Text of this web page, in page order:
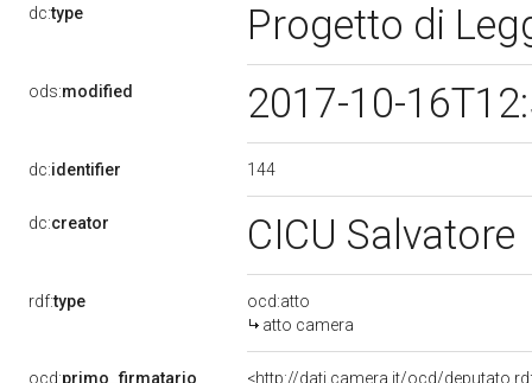
dc:type Progetto di
ods:modified 2017-10-
dc:identifier 144
dc:creator CICU Salvatore
rdf:type
ocd:atto
atto camera
ocd:primo_firmatario
<http://dati.camera.it/ocd/